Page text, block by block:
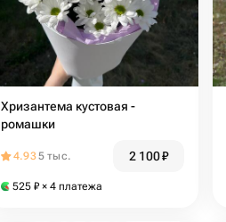
Хризантема кустовая -
ромашки
4.935 тыс. 2 100₽
525 ₽ × 4 платежа